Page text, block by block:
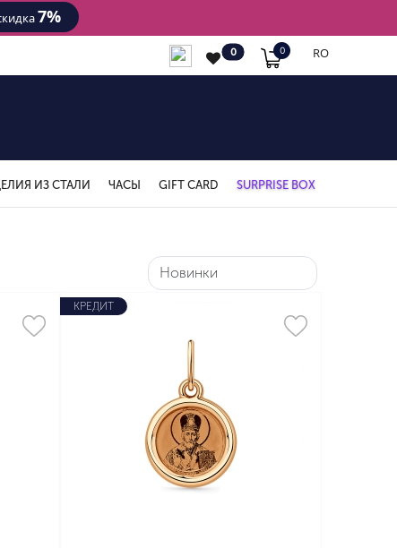
7%
RO
0 0
ИЗ СТАЛИ ЧАСЫ GIFT CARD SURPRISE BOX
КРЕДИТ